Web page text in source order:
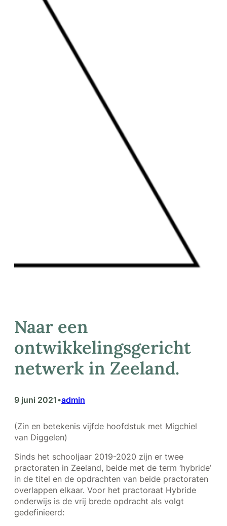
Naar een
ontwikkelingsgericht
netwerk in Zeeland.
9 juni 2021 •admin
(Zin en betekenis vijfde hoofdstuk met Migchiel
van Diggelen)
Sinds het schooljaar 2019-2020 zijn er twee
practoraten in Zeeland, beide met de term ‘hybride’
in de titel en de opdrachten van beide practoraten
overlappen elkaar. Voor het practoraat Hybride
onderwijs is de vrij brede opdracht als volgt
gedefinieerd: